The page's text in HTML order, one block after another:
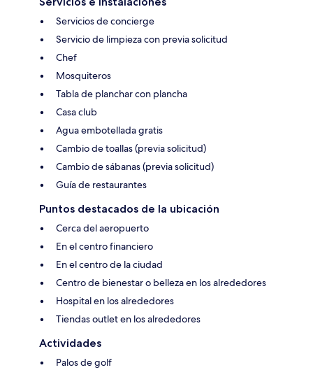
Servicios de concierge
Servicio de limpieza con previa solicitud
Chef
Mosquiteros
Tabla de planchar con plancha
Casa club
Agua embotellada gratis
Cambio de toallas (previa solicitud)
Cambio de sábanas (previa solicitud)
Guía de restaurantes
Puntos destacados de la ubicación
Cerca del aeropuerto
En el centro financiero
En el centro de la ciudad
Centro de bienestar o belleza en los alrededores
Hospital en los alrededores
Tiendas outlet en los alrededores
Actividades
Palos de golf